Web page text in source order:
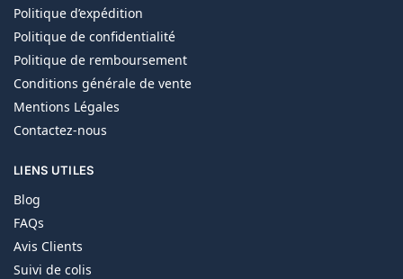
Politique d’expédition
Politique de confidentialité
Politique de remboursement
Conditions générale de vente
Mentions Légales
Contactez-nous
LIENS UTILES
Blog
FAQs
Avis Clients
Suivi de colis